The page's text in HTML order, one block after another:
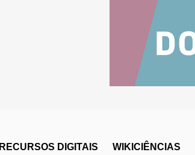
RECURSOS DIGITAIS WIKICIÊNCIAS